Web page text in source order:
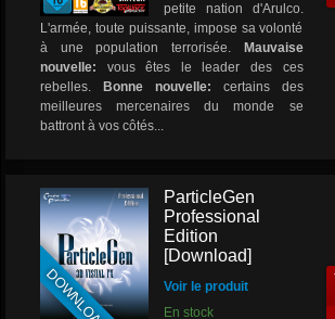
petite nation d'Arulco.
L'armée, toute puissante, impose sa volonté
à une population terrorisée.
Mauvaise
nouvelle:
vous êtes le leader des ces
rebelles.
Bonne nouvelle: certains des
meilleures mercenaires du monde se
battront à vos côtés...
DOWNLOAD
ParticleGen
Professional
Edition
[Download]
Voir le produit
En stock